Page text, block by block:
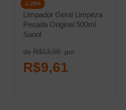
Limpador Geral Limpeza
Pesada Original 500ml
Sanol
de R$13,50
29%
por
R$9,61